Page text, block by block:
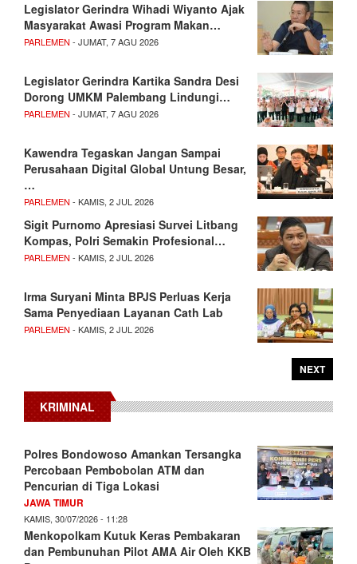
Legislator Gerindra Wihadi Wiyanto Ajak
Masyarakat Awasi Program Makan…
PARLEMEN - JUMAT, 7 AGU 2026
Legislator Gerindra Kartika Sandra Desi
Dorong UMKM Palembang Lindungi…
PARLEMEN - JUMAT, 7 AGU 2026
Kawendra Tegaskan Jangan Sampai
Perusahaan Digital Global Untung Besar,
…
PARLEMEN - KAMIS, 2 JUL 2026
Sigit Purnomo Apresiasi Survei Litbang
Kompas, Polri Semakin Profesional…
PARLEMEN - KAMIS, 2 JUL 2026
Irma Suryani Minta BPJS Perluas Kerja
Sama Penyediaan Layanan Cath Lab
PARLEMEN - KAMIS, 2 JUL 2026
NEXT
KRIMINAL
Polres Bondowoso Amankan Tersangka
Percobaan Pembobolan ATM dan
Pencurian di Tiga Lokasi
JAWA TIMUR
KAMIS, 30/07/2026 - 11:28
Menkopolkam Kutuk Keras Pembakaran
dan Pembunuhan Pilot AMA Air Oleh KKB